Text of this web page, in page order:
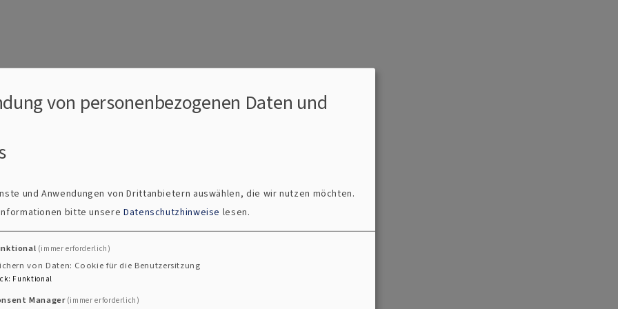
von personenbezogenen Daten und
und Anwendungen von Drittanbietern auswählen, die wir nutzen möchten.
bitte unsere Datenschutzhinweise lesen.
(immer erforderlich)
von Daten: Cookie für die Benutzersitzung
: Funktional
Manager (immer erforderlich)